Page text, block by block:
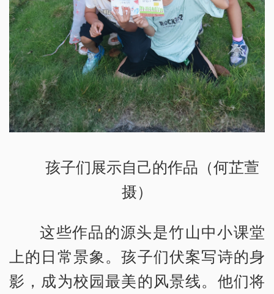
孩子们展示自己的作品（何芷萱
摄）
这些作品的源头是竹山中小课堂
上的日常景象。孩子们伏案写诗的身
影，成为校园最美的风景线。他们将